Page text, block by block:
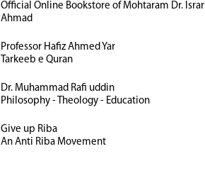
Official Online Bookstore of Mohtaram Dr. Israr
Ahmad
Professor Hafiz Ahmed Yar
Tarkeeb e Quran
Dr. Muhammad Rafi uddin
Philosophy - Theology - Education
Give up Riba
An Anti Riba Movement